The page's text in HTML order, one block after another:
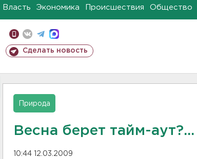
Власть Экономика Происшествия Общество
Сделать новость
Природа
Весна берет тайм-аут?...
10:44 12.03.2009